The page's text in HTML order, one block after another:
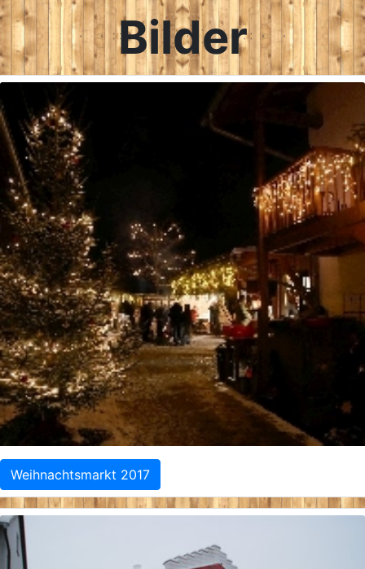
Bilder
Weihnachtsmarkt 2017